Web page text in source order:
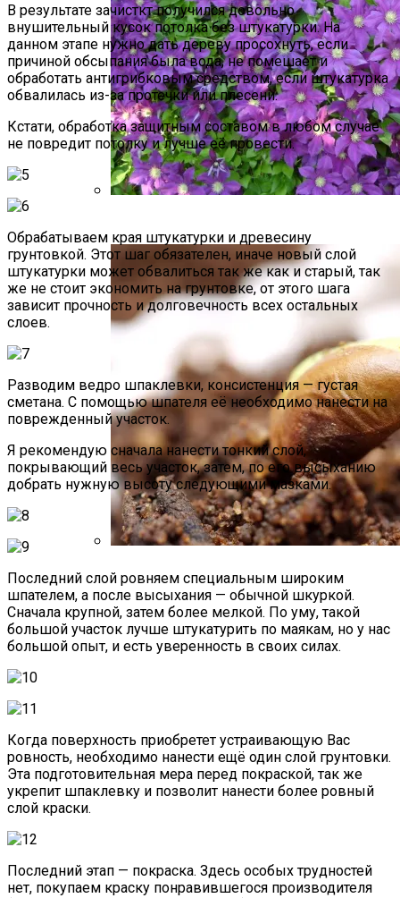
Стратификация Семян
В результате зачисткт получился довольно
внушительный кусок потолка без штукатурки. На
данном этапе нужно дать дереву просохнуть, если
причиной обсыпания была вода, не помешает и
обработать антигрибковым средством, если штукатурка
обвалилась из-за протечки или плесени.
Кстати, обработка защитным составом в любом случае
не повредит потолку и лучше её провести.
Обрабатываем края штукатурки и древесину
грунтовкой. Этот шаг обязателен, иначе новый слой
штукатурки может обвалиться так же как и старый, так
же не стоит экономить на грунтовке, от этого шага
зависит прочность и долговечность всех остальных
слоев.
Разводим ведро шпаклевки, консистенция — густая
сметана. С помощью шпателя её необходимо нанести на
поврежденный участок.
Я рекомендую сначала нанести тонкий слой,
покрывающий весь участок, затем, по его высыханию
добрать нужную высоту следующими мазками.
Последний слой ровняем специальным широким
шпателем, а после высыхания — обычной шкуркой.
Сначала крупной, затем более мелкой. По уму, такой
большой участок лучше штукатурить по маякам, но у нас
большой опыт, и есть уверенность в своих силах.
Когда поверхность приобретет устраивающую Вас
ровность, необходимо нанести ещё один слой грунтовки.
Эта подготовительная мера перед покраской, так же
укрепит шпаклевку и позволит нанести более ровный
слой краски.
Последний этап — покраска. Здесь особых трудностей
нет, покупаем краску понравившегося производителя